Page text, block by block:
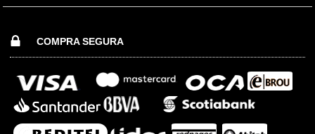
COMPRA SEGURA